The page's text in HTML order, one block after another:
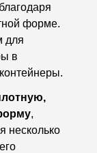
форме.
для
в
,
несколько